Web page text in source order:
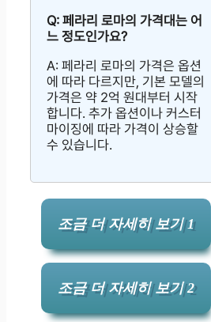
Q: 페라리 로마의 가격대는 어
느 정도인가요?
A: 페라리 로마의 가격은 옵션
에 따라 다르지만, 기본 모델의
가격은 약 2억 원대부터 시작
합니다. 추가 옵션이나 커스터
마이징에 따라 가격이 상승할
수 있습니다.
조금 더 자세히 보기 1
조금 더 자세히 보기 2